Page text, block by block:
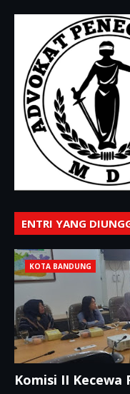
ENTRI YANG
KOTA BANDUNG
Komisi II